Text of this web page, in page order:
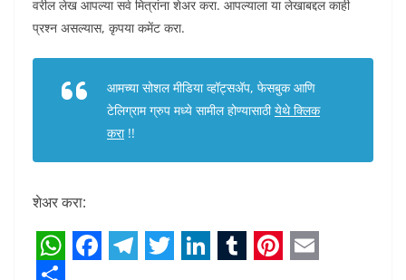
वरील लेख आपल्या सर्व मित्रांना शेअर करा. आपल्याला या लेखाबद्दल काही
प्रश्न असल्यास, कृपया कमेंट करा.
आमच्या सोशल मीडिया व्हॉट्सअ‍ॅप, फेसबुक आणि
टेलिग्राम ग्रुप मध्ये सामील होण्यासाठीयेथे क्लिक
करा!!
शेअर करा: